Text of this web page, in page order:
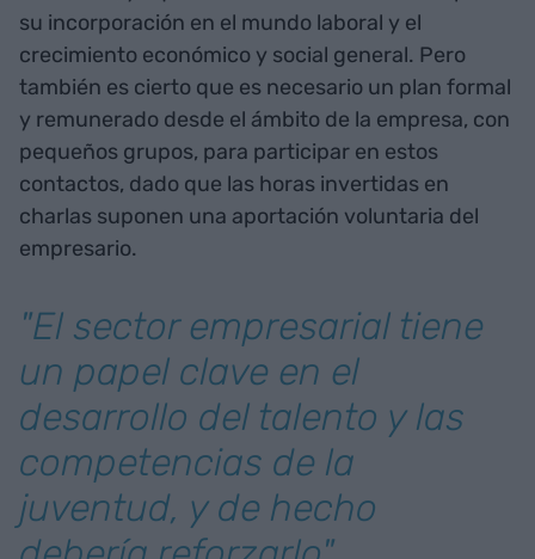
su incorporación en el mundo laboral y el
crecimiento económico y social general. Pero
también es cierto que es necesario un plan formal
y remunerado desde el ámbito de la empresa, con
pequeños grupos, para participar en estos
contactos, dado que las horas invertidas en
charlas suponen una aportación voluntaria del
empresario.
"El sector empresarial tiene
un papel clave en el
desarrollo del talento y las
competencias de la
juventud, y de hecho